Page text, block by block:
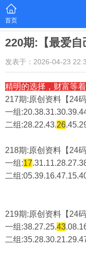
首页
220期:【最爱
发表于：2026-04-23
精明的选择，财富等着
217期:原创资料【24
一组
二组:28.22.43.26
218期:原创资料【24
一组:17
二组:
219期:原创资料【24
一组:38.27.25.43
二组: